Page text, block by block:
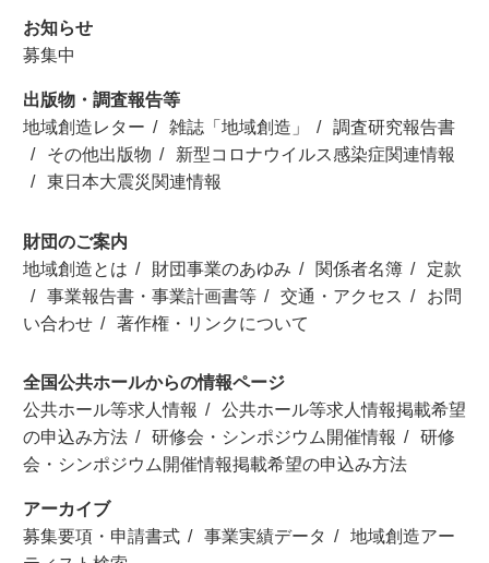
お知らせ
募集中
出版物・調査報告等
地域創造レター
雑誌「地域創造」
調査研究報告書
その他出版物
新型コロナウイルス感染症関連情報
東日本大震災関連情報
財団のご案内
地域創造とは
財団事業のあゆみ 関係者名簿
定款
事業報告書・事業計画書等
交通・アクセス
お問
い合わせ
著作権・リンクについて
全国公共ホールからの情報ページ
公共ホール等求人情報
公共ホール等求人情報掲載希望
の申込み方法
研修会・シンポジウム開催情報
研修
会・シンポジウム開催情報掲載希望の申込み方法
アーカイブ
募集要項・申請書式
事業実績データ
地域創造アー